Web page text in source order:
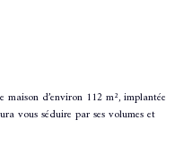
d’environ 112 m², implantée
vous séduire par ses volumes et